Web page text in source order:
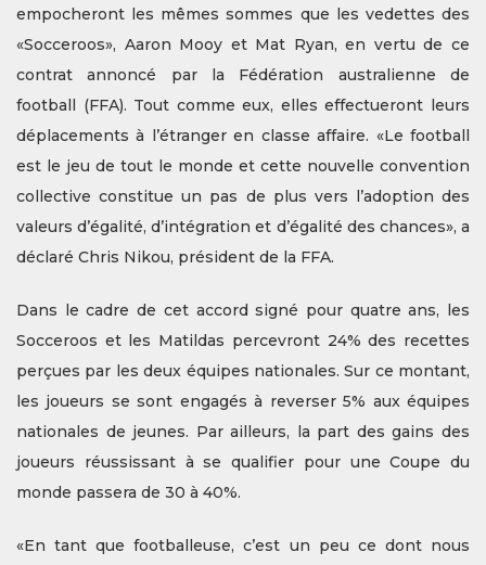
empocheront les mêmes sommes que les vedettes des
«Socceroos», Aaron Mooy et Mat Ryan, en vertu de ce
contrat annoncé par la Fédération australienne de
football (FFA). Tout comme eux, elles effectueront leurs
déplacements à l’étranger en classe affaire. «Le football
est le jeu de tout le monde et cette nouvelle convention
collective constitue un pas de plus vers l’adoption des
valeurs d’égalité, d’intégration et d’égalité des chances», a
déclaré Chris Nikou, président de la FFA.
Dans le cadre de cet accord signé pour quatre ans, les
Socceroos et les Matildas percevront 24% des recettes
perçues par les deux équipes nationales. Sur ce montant,
les joueurs se sont engagés à reverser 5% aux équipes
nationales de jeunes. Par ailleurs, la part des gains des
joueurs réussissant à se qualifier pour une Coupe du
monde passera de 30 à 40%.
«En tant que footballeuse, c’est un peu ce dont nous